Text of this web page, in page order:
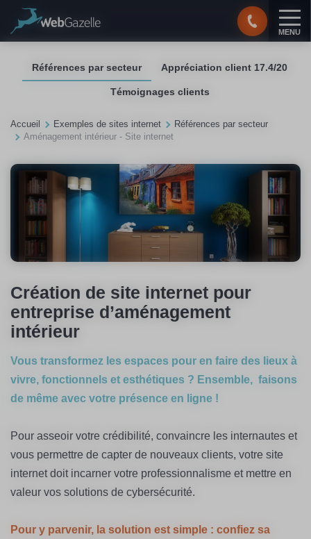
MENU
Références par secteur Appréciation client 17.4/20
Témoignages clients
Accueil Exemples de sites internet
Références par secteur
Aménagement intérieur - Site internet
Création de site internet pour
entreprise d’aménagement
intérieur
Vous transformez les espaces pour en faire des lieux à
vivre, fonctionnels et esthétiques ? Ensemble, faisons
de même avec votre présence en ligne !
Pour asseoir votre crédibilité, convaincre les internautes et
vous permettre de capter de nouveaux clients, votre site
internet doit incarner votre professionnalisme et mettre en
valeur vos solutions de cybersécurité.
Pour y parvenir, la solution est simple : confiez sa
Panneau de gestion des cookies